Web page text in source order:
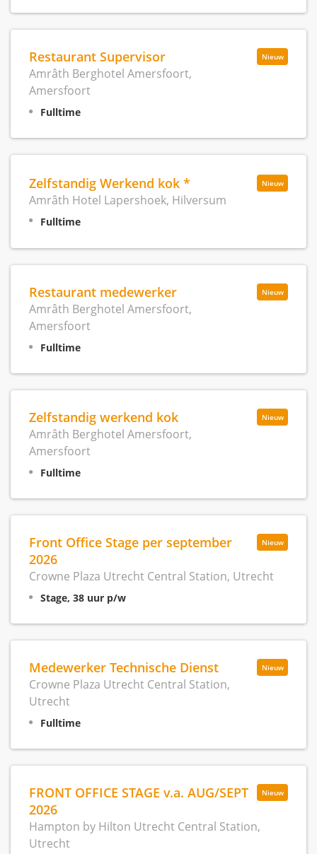
Nieuw
Restaurant Supervisor
Amrâth Berghotel Amersfoort,
Amersfoort
Fulltime
Nieuw
Zelfstandig Werkend kok *
Amrâth Hotel Lapershoek, Hilversum
Fulltime
Nieuw
Restaurant medewerker
Amrâth Berghotel Amersfoort,
Amersfoort
Fulltime
Nieuw
Zelfstandig werkend kok
Amrâth Berghotel Amersfoort,
Amersfoort
Fulltime
Nieuw
Front Office Stage per september
2026
Crowne Plaza Utrecht Central Station, Utrecht
Stage, 38 uur p/w
Nieuw
Medewerker Technische Dienst
Crowne Plaza Utrecht Central Station,
Utrecht
Fulltime
Nieuw
FRONT OFFICE STAGE v.a. AUG/SEPT
2026
Hampton by Hilton Utrecht Central Station,
Utrecht